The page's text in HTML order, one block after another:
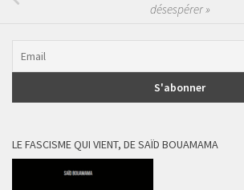
désespérer »
LE FASCISME QUI VIENT, DE SAÏD BOUAMAMA